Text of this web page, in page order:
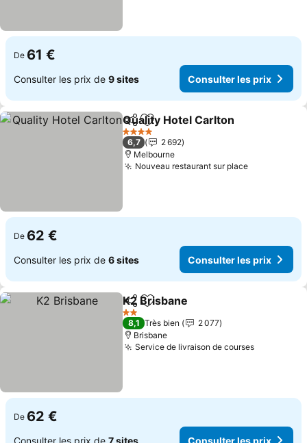
De 61 €
Consulter les prix de 9 sites Consulter les prix
PartagerAjouter à mes favoris
Quality Hotel Carlton
4 Étoiles
6,7
2 692
Melbourne
Nouveau restaurant sur placeConsulter
De 62 €
Consulter les prix de 6 sites Consulter les prix
PartagerAjouter à mes favoris
K2 Brisbane
2 Étoiles
8,1 Très bien
2 077
Brisbane
Service de livraison de courses
De 62 €
Consulter les prix de 7 sites Consulter les prix